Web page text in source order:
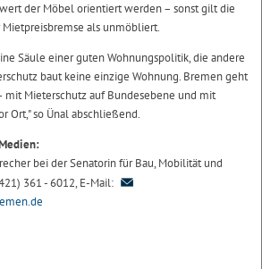
der Möbel orientiert werden – sonst gilt die
als unmöbliert.
Säule einer guten Wohnungspolitik, die andere
baut keine einzige Wohnung. Bremen geht
mit Mieterschutz auf Bundesebene und mit
Ort," so Ünal abschließend.
bei der Senatorin für Bau, Mobilität und
361 - 6012, E-Mail: